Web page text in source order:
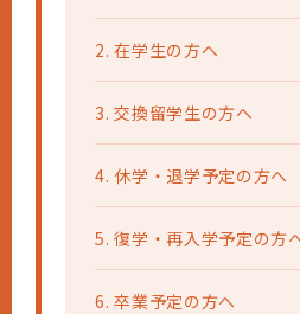
2. 在学生の方へ
3. 交換留学生の方へ
4. 休学・退学予定の方へ
5. 復学・再入学予定の方
6. 卒業予定の方へ